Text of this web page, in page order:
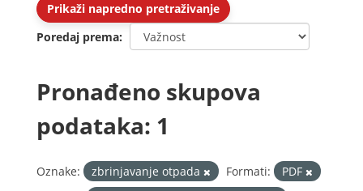
Prikaži napredno pretraživanje
Poredaj prema
Pronađeno skupova
podataka: 1
Oznake: zbrinjavanje otpada Formati:
PDF